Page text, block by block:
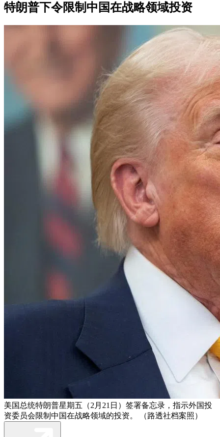
特朗普下令限制中国在战略领域投资
美国总统特朗普星期五（2月21日）签署备忘录，指示外国投
资委员会限制中国在战略领域的投资。 （路透社档案照）